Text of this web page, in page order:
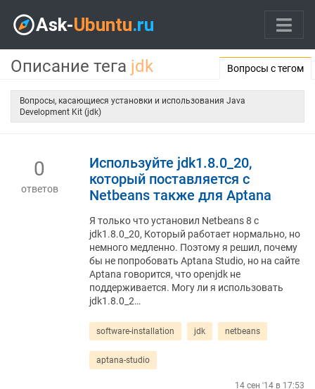
Описание тега jdk Вопросы с тегом
Вопросы, касающиеся установки и использования Java
Development Kit (jdk)
0
ответов
Используйте jdk1.8.0_20,
который поставляется с
Netbeans также для Aptana
Я только что установил Netbeans 8 с
jdk1.8.0_20, Который работает нормально, но
немного медленно. Поэтому я решил, почему
бы не попробовать Aptana Studio, но на сайте
Aptana говорится, что openjdk не
поддерживается. Могу ли я использовать
jdk1.8.0_2…
software-installation jdk netbeans
aptana-studio
14 сен '14 в 17:53